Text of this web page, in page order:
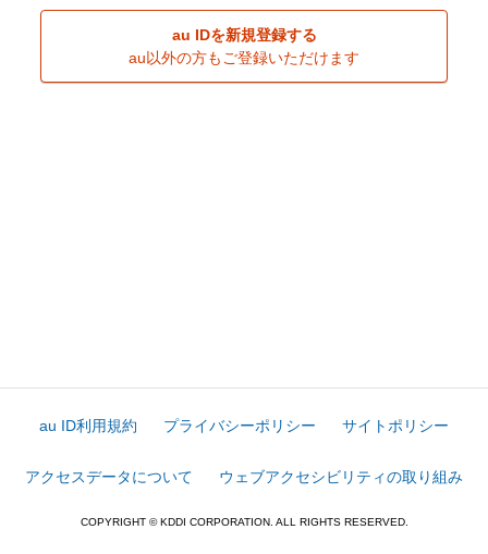
au IDを新規登録する
au以外の方もご登録いただけます
au ID利用規約 プライバシーポリシー サイトポリシー
アクセスデータについて ウェブアクセシビリティの取り組み
COPYRIGHT © KDDI CORPORATION. ALL RIGHTS RESERVED.